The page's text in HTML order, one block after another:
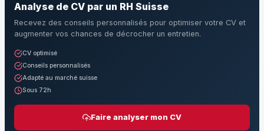
Analyse de CV par un RH Suisse
Recevez des conseils personnalisés pour optimiser votre CV et
augmenter vos chances de décrocher un entretien.
CV optimisé
Conseils personnalisés
Adapté au marché suisse
Sous 72h
Faire analyser mon CV